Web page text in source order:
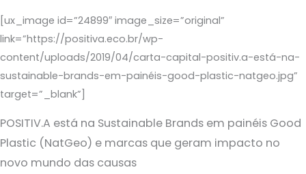
[ux_image id=”24899″ image_size=”original”
link=”https://positiva.eco.br/wp-
content/uploads/2019/04/carta-capital-positiv.a-está-na-
sustainable-brands-em-painéis-good-plastic-natgeo.jpg”
target=”_blank”]
POSITIV.A está na Sustainable Brands em painéis Good
Plastic (NatGeo) e marcas que geram impacto no
novo mundo das causas